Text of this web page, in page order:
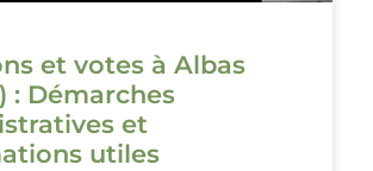
et votes à Albas
: Démarches
et
utiles